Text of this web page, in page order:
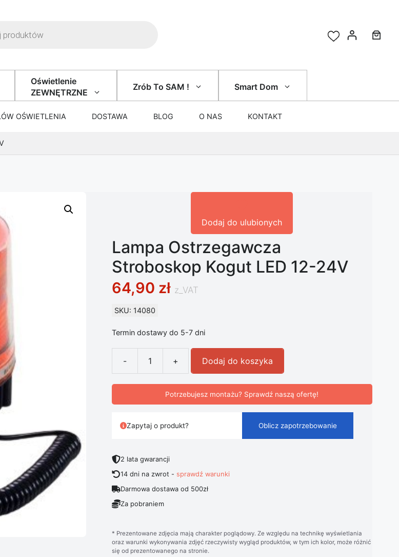
Oświetlenie
ZEWNĘTRZNE
Zrób To SAM ! Smart Dom
OŚWIETLENIA DOSTAWA BLOG O NAS KONTAKT
Dodaj do ulubionych
Lampa Ostrzegawcza
Stroboskop Kogut LED 12-24V
64,90 zł z_VAT
SKU: 14080
Termin dostawy do 5-7 dni
-
ilość Lampa Ostrzegawcza Stroboskop Kogut LED 12-24V
+ Dodaj do koszyka
Potrzebujesz montażu? Sprawdź naszą ofertę!
Zapytaj o produkt? Oblicz zapotrzebowanie
2 lata gwarancji
14 dni na zwrot -sprawdź warunki
Darmowa dostawa od 500zł
Za pobraniem
* Prezentowane zdjęcia mają charakter poglądowy. Ze względu na technikę wyświetlania
oraz warunki wykonywania zdjęć rzeczywisty wygląd produktów, w tym ich kolor, może różnić
się od prezentowanego na stronie.